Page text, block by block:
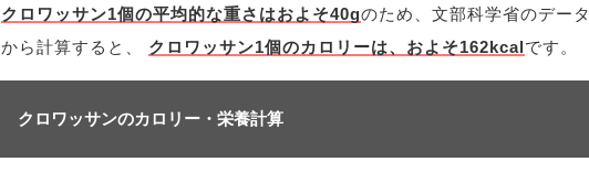
クロワッサン1個の平均的な重さはおよそ40gのため、文部科学省のデータ
から計算すると、 クロワッサン1個のカロリーは、およそ162kcalです。
クロワッサンのカロリー・栄養計算